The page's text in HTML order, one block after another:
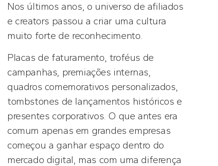
Nos últimos anos, o universo de afiliados
e creators passou a criar uma cultura
muito forte de reconhecimento.
Placas de faturamento, troféus de
campanhas, premiações internas,
quadros comemorativos personalizados,
tombstones de lançamentos históricos e
presentes corporativos. O que antes era
comum apenas em grandes empresas
começou a ganhar espaço dentro do
mercado digital, mas com uma diferença